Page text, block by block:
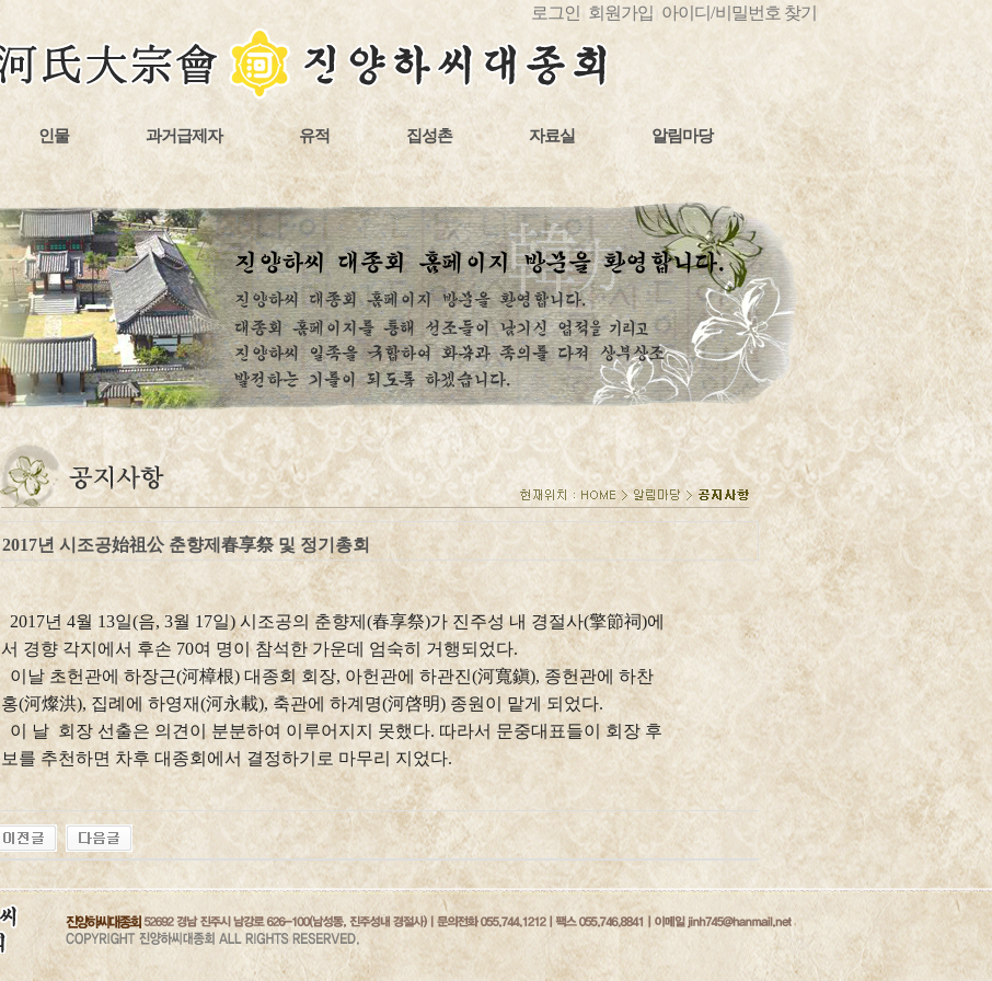
로그인 회원가입 아이디 /비밀번호 찾기
인물 과거급제자 유적 집성촌 자료실 알림마당
2017년 시조공始祖公 춘향제春享祭 및 정기총회
2017년 4월 13일(음, 3월 17일) 시조공의 춘향제 (春享祭)가 진주성 내 경절사(擎節祠)에
서 경향 각지에서 후손 70여 명이 참석한 가운데 엄숙히 거행되었다.
이날 초헌관에 하장근(河樟根) 대종회 회장, 아헌관에 하관진(河寬鎭), 종헌관에 하찬
홍(河燦洪),집례에 하영재(河永載),축관에 하계명(河啓明)종원이 맡게 되었다.
이 날 회장 선출은 의견이 분분하여 이루어지지 못했다. 따라서 문중대표들이 회장 후
보를 추천하면 차후 대종회에서 결정하기로 마무리 지었다.